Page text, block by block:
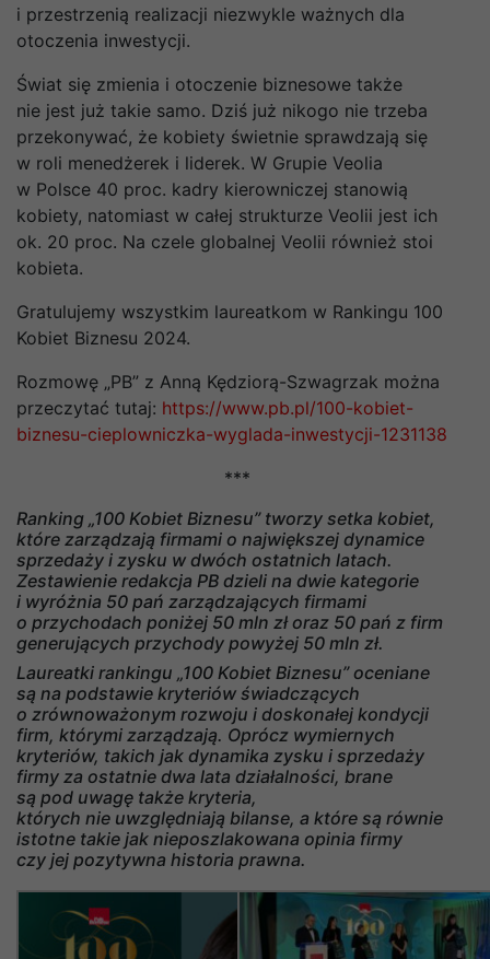
i przestrzenią realizacji niezwykle ważnych dla
otoczenia inwestycji.
Świat się zmienia i otoczenie biznesowe także
nie jest już takie samo. Dziś już nikogo nie trzeba
przekonywać, że kobiety świetnie sprawdzają się
w roli menedżerek i liderek. W Grupie Veolia
w Polsce 40 proc. kadry kierowniczej stanowią
kobiety, natomiast w całej strukturze Veolii jest ich
ok. 20 proc. Na czele globalnej Veolii również stoi
kobieta.
Gratulujemy wszystkim laureatkom w Rankingu 100
Kobiet Biznesu 2024.
Rozmowę „PB” z Anną Kędziorą-Szwagrzak można
przeczytać tutaj: https://www.pb.pl/100-kobiet-
biznesu-cieplowniczka-wyglada-inwestycji-1231138
***
Ranking „100 Kobiet Biznesu” tworzy setka kobiet,
które zarządzają firmami o największej dynamice
sprzedaży i zysku w dwóch ostatnich latach.
Zestawienie redakcja PB dzieli na dwie kategorie
i wyróżnia 50 pań zarządzających firmami
o przychodach poniżej 50 mln zł oraz 50 pań z firm
generujących przychody powyżej 50 mln zł.
Laureatki rankingu „100 Kobiet Biznesu” oceniane
są na podstawie kryteriów świadczących
o zrównoważonym rozwoju i doskonałej kondycji
firm, którymi zarządzają. Oprócz wymiernych
kryteriów, takich jak dynamika zysku i sprzedaży
firmy za ostatnie dwa lata działalności, brane
są pod uwagę także kryteria,
których nie uwzględniają bilanse, a które są równie
istotne takie jak nieposzlakowana opinia firmy
czy jej pozytywna historia prawna.